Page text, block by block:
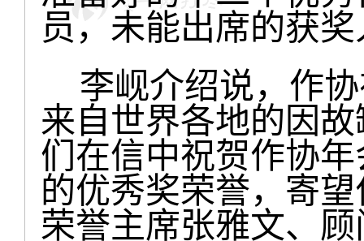
员，未能出席的获
李岘介绍说，作协
来自世界各地的因
们在信中祝贺作协
的优秀奖荣誉，寄
荣誉主席张雅文、